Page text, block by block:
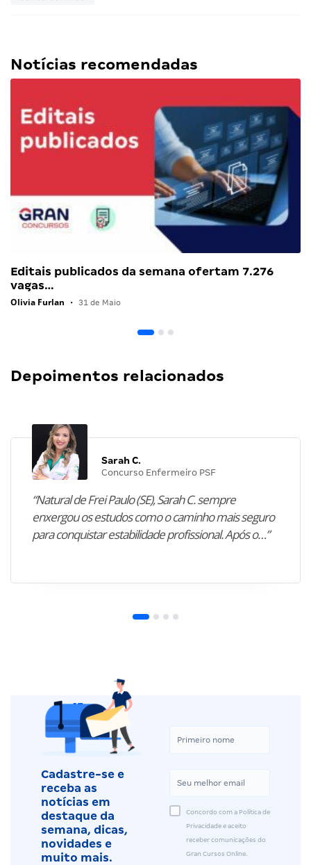
Notícias recomendadas
Editais publicados da semana ofertam 7.276
vagas…
Olivia Furlan • 31 de Maio
Depoimentos relacionados
Sarah C.
Concurso Enfermeiro PSF
“Natural de Frei Paulo (SE), Sarah C. sempre
enxergou os estudos como o caminho mais seguro
para conquistar estabilidade profissional. Após o…”
Cadastre-se e
receba as
notícias em
destaque da
semana, dicas,
novidades e
muito mais.
Concordo com a Política de
Privacidade e aceito
receber comunicações do
Gran Cursos Online.